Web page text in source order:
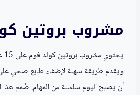
مشروب بروتين
ويقدم طريقة سهلة لإضفاء طابع صحي على
أن يصبح اليوم سلسلة من المهام. صُمم هذا